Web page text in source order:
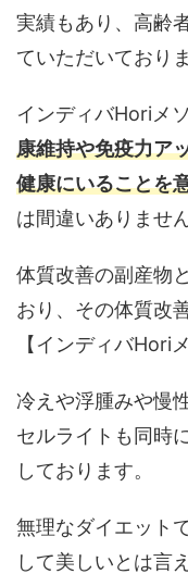
実績もあり、高齢
ていただいておりま
インディバHoriメ
康維持や免疫力ア
健康にいることを
は間違いありません
体質改善の副産物
おり、その体質改
【インディバHori
冷えや浮腫みや慢
セルライトも同時
しております。
無理なダイエット
して美しいとは言